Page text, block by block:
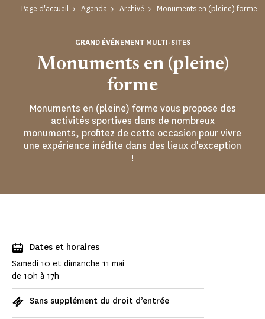
Page d'accueil Agenda Archivé Monuments en (pleine) forme
Monuments en (pleine)
forme
GRAND ÉVÉNEMENT MULTI-SITES
Monuments en (pleine) forme vous propose des
activités sportives dans de nombreux
monuments, profitez de cette occasion pour vivre
une expérience inédite dans des lieux d'exception
!
Dates et horaires
Samedi 10 et dimanche 11 mai
de 10h à 17h
Sans supplément du droit d’entrée